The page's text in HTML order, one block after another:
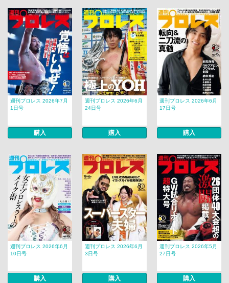
週刊プロレス 2026年7月
1日号
購入
週刊プロレス 2026年6月
24日号
購入
週刊プロレス 2026年6月
17日号
購入
週刊プロレス 2026年6月
10日号
購入
週刊プロレス 2026年6月
3日号
購入
週刊プロレス 2026年5月
27日号
購入